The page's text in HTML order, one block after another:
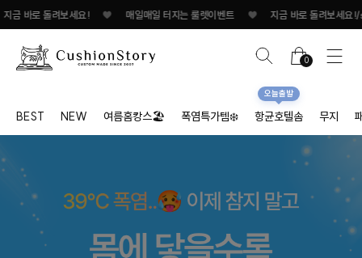
바로 돌려보세요! ♥ 매일매일 터지는 룰렛이벤트 ♥ 지금 바로 돌려보세요!/
0
BEST NEW 여름홈캉스🏖 폭염특가템❄️ 항균호텔솜
오늘출발
무지